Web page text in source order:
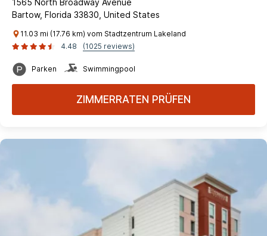
1565 North Broadway Avenue
Bartow, Florida 33830, United States
11.03 mi (17.76 km) vom Stadtzentrum Lakeland
4.48
(1025 reviews)
Parken Swimmingpool
ZIMMERRATEN PRÜFEN